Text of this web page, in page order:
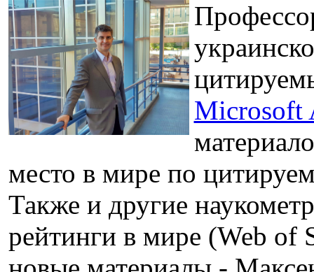
Microsoft
место в мире по
Также и другие
рейтинги в мире (Web of